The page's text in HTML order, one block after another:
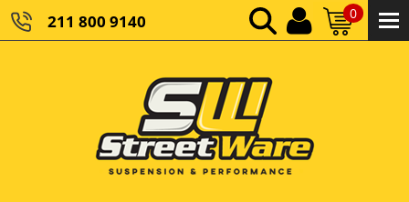
211 800 9140 0
ΚΑΘΑΡΌ ΣΎΝΟΛΟ:
ΤΕΛΙΚΌ ΣΎΝΟΛΟ:0,00 €